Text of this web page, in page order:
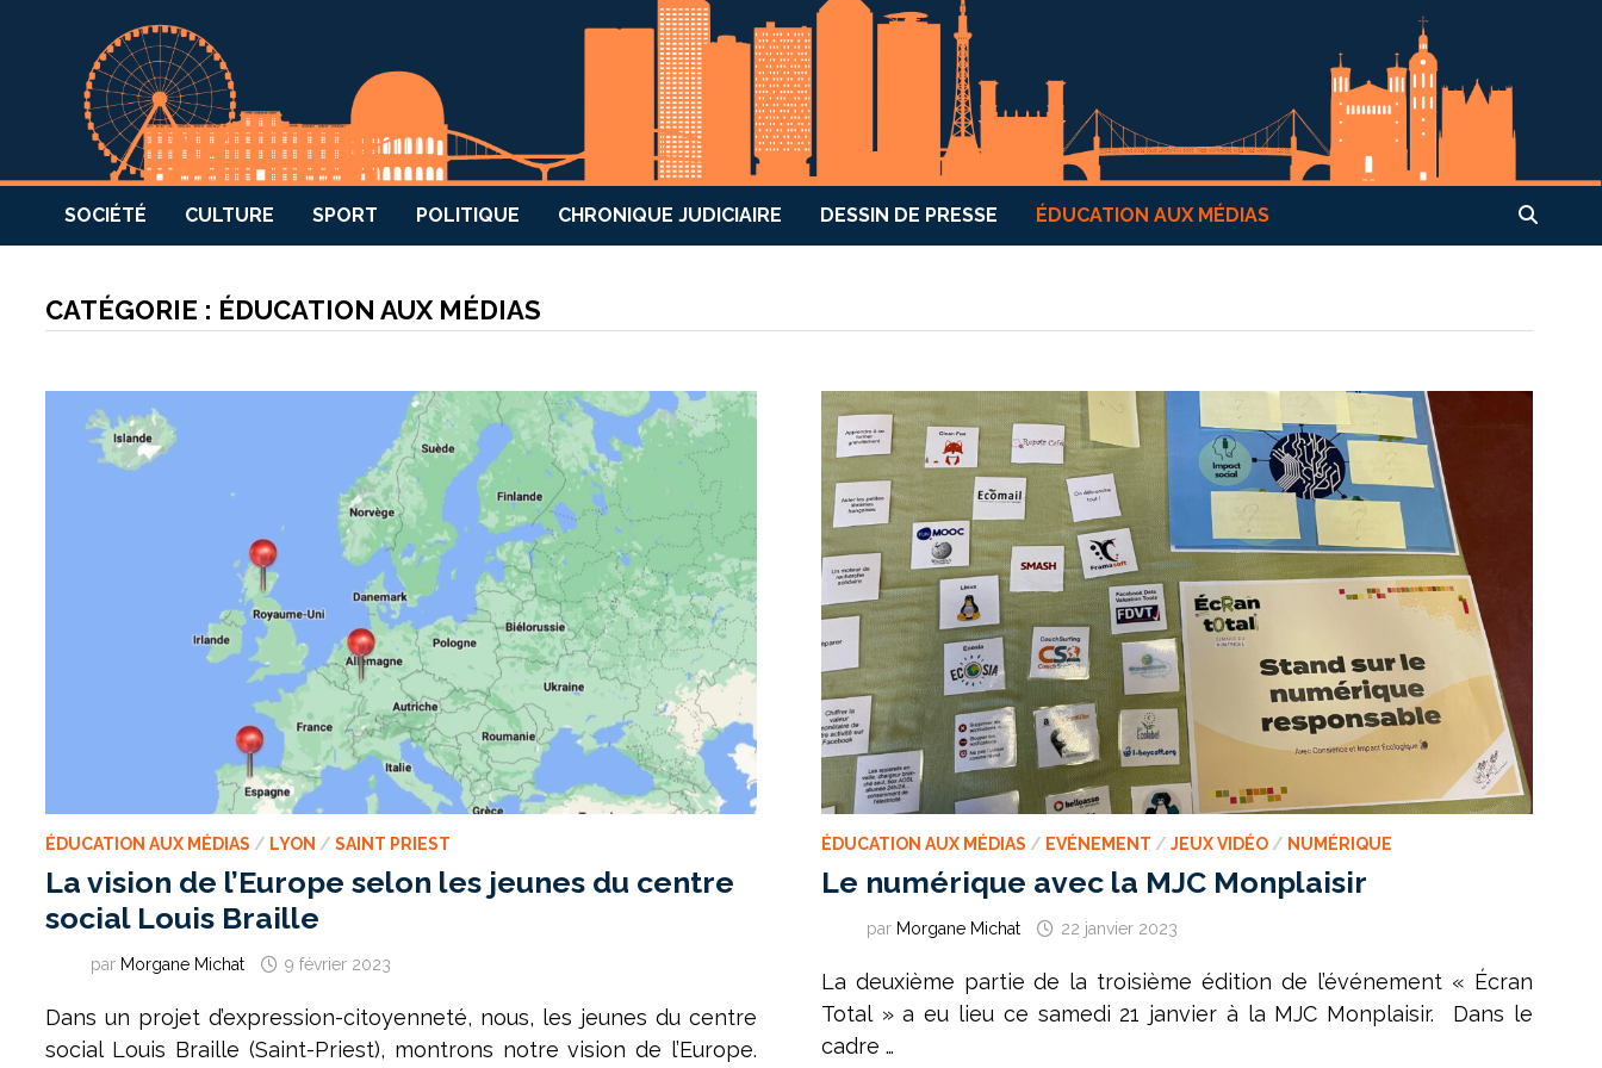
SOCIÉTÉ CULTURE SPORT POLITIQUE CHRONIQUE JUDICIAIRE DESSIN DE PRESSE ÉDUCATION AUX MÉDIAS
CATÉGORIE : ÉDUCATION AUX MÉDIAS
ÉDUCATION AUX MÉDIAS / LYON /SAINT PRIEST
La vision de l’Europe selon les jeunes du centre
social Louis Braille
par Morgane Michat 9 février 2023
Dans un projet d’expression-citoyenneté, nous, les jeunes du centre
social Louis Braille (Saint-Priest), montrons notre vision de l’Europe.
ÉDUCATION AUX MÉDIAS / EVÉNEMENT / JEUX VIDÉO/ NUMÉRIQUE
Le numérique avec la MJC Monplaisir
par Morgane Michat 22 janvier 2023
La deuxième partie de la troisième édition de l’événement « Écran
Total » a eu lieu ce samedi 21 janvier à la MJC Monplaisir. Dans le
cadre …